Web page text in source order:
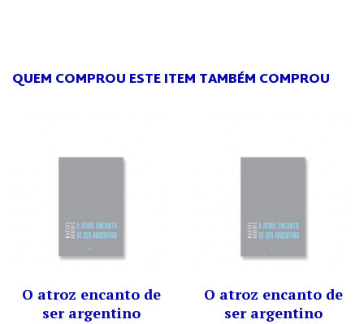
QUEM COMPROU ESTE ITEM TAMBÉM COMPROU
O atroz encanto de
ser argentino
O atroz encanto de
ser argentino